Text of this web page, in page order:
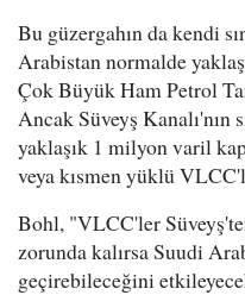
Bu güzergahın da kendi
Arabistan normalde
Çok Büyük Ham Petrol
Ancak Süveyş Kanalı'nın
yaklaşık 1 milyon varil
veya kısmen yüklü
Bohl, "VLCC'ler
zorunda kalırsa Suudi
geçirebileceğini